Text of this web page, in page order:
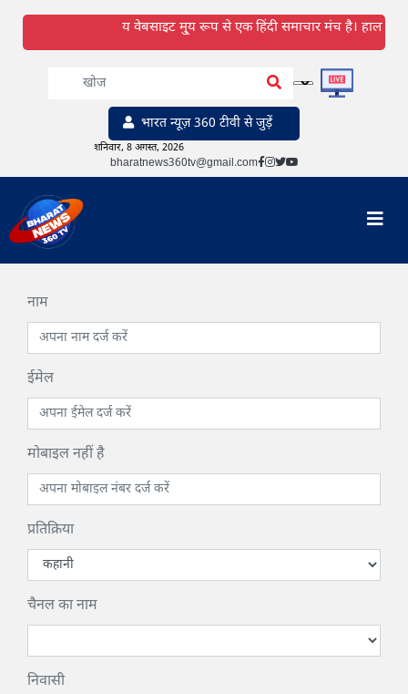
य वेबसाइट मु्य रूप से एक हिंदी समाचार मंच है। हालांकि
भारत न्यूज़ 360 टीवी से जुड़ें
शनिवार, 8 अगस्त, 2026
bharatnews360tv@gmail.com
नाम
ईमेल
मोबाइल नहीं है
प्रतिक्रिया
चैनल का नाम
निवासी